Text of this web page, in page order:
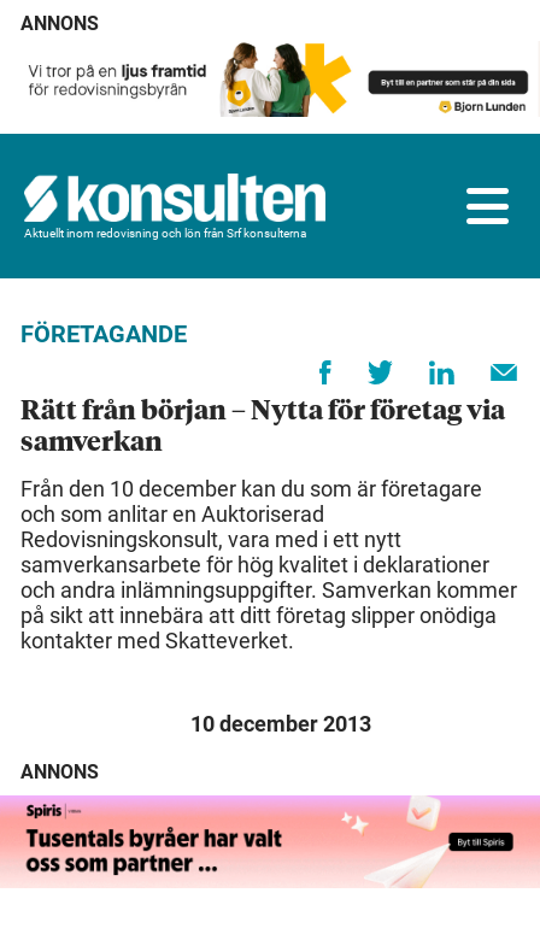
ANNONS
Aktuellt inom redovisning och lön från Srf konsulterna
FÖRETAGANDE
Rätt från början – Nytta för företag via
samverkan
Från den 10 december kan du som är företagare
och som anlitar en Auktoriserad
Redovisningskonsult, vara med i ett nytt
samverkansarbete för hög kvalitet i deklarationer
och andra inlämningsuppgifter. Samverkan kommer
på sikt att innebära att ditt företag slipper onödiga
kontakter med Skatteverket.
10 december 2013
ANNONS